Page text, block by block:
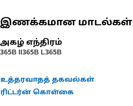
இணக்கமான மாடல்கள்
அகழ் எந்திரம்
365B II365B L365B
உத்தரவாதத் தகவல்கள்
ரிட்டர்ன் கொள்கை